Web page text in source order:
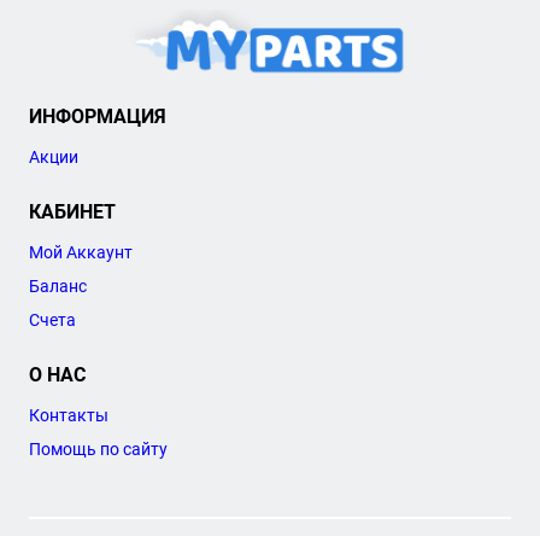
ИНФОРМАЦИЯ
Акции
КАБИНЕТ
Мой Аккаунт
Баланс
Счета
О НАС
Контакты
Помощь по сайту